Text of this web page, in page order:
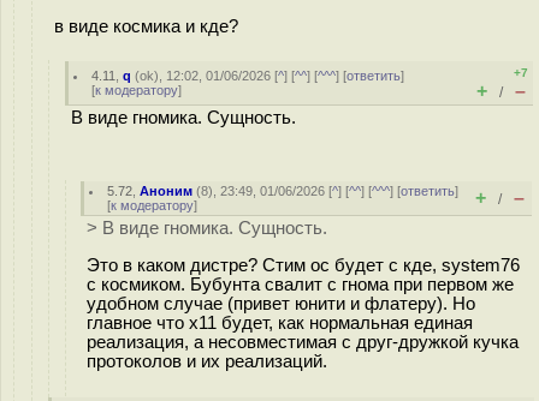
в виде космика и кде?
4.11 ,q (ok), 12:02, 01/06/2026 [^] [^^] [^^^] [ответить]
[к модератору]
+7
+ / –
В виде гномика. Сущность.
5.72 ,Аноним (8), 23:49, 01/06/2026 [^] [^^] [^^^] [ответить]
[к модератору] + / –
> В виде гномика. Сущность.
Это в каком дистре? Стим ос будет с кде, system76
c космиком. Бубунта свалит с гнома при первом же
удобном случае (привет юнити и флатеру). Но
главное что x11 будет, как нормальная единая
реализация, а несовместимая с друг-дружкой кучка
протоколов и их реализаций.